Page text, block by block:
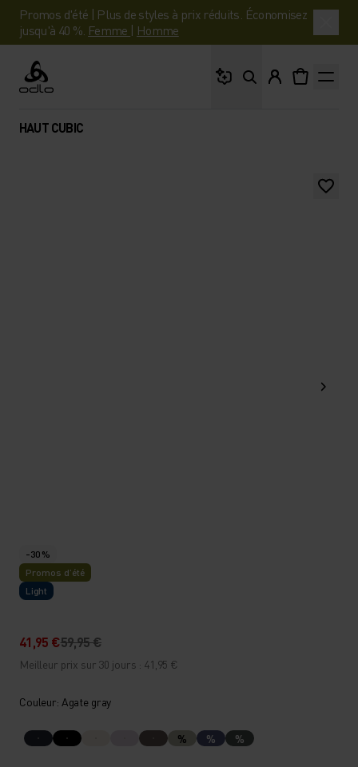
Promos d'été | Plus de styles à prix réduits. Économisez
jusqu'à 40 %. Femme | Homme
Odlo
HAUT CUBIC
-30 %
Promos d’été
Light
41,95 €59,95 €
Meilleur prix sur 30 jours : 41,95 €
Couleur: Agate gray
% % %